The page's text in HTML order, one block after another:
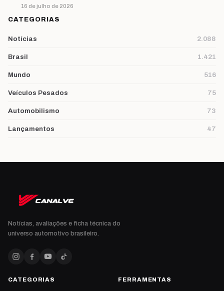
16 de julho de 2026
CATEGORIAS
Notícias 2.088
Brasil 1.421
Mundo 516
Veículos Pesados 75
Automobilismo 73
Lançamentos 47
Notícias, avaliações e ficha técnica do
universo automotivo brasileiro.
CATEGORIAS FERRAMENTAS